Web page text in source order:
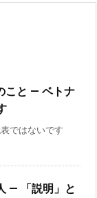
こと ― ベトナ
ではないです
― 「説明」と